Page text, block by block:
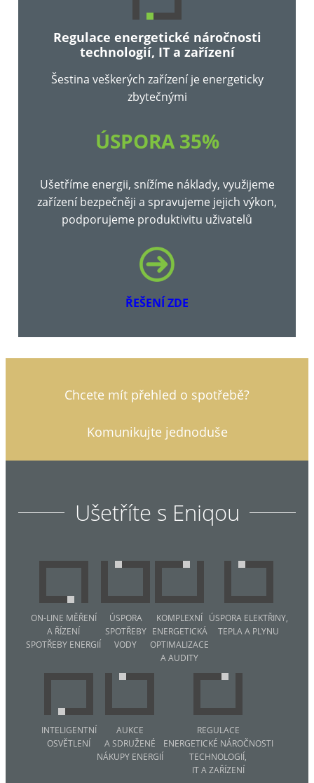
Regulace energetické náročnosti
technologií, IT a zařízení
Šestina veškerých zařízení je energeticky
zbytečnými
ÚSPORA 35%
Ušetříme energii, snížíme náklady, využijeme
zařízení bezpečněji a spravujeme jejich výkon,
podporujeme produktivitu uživatelů
ŘEŠENÍ ZDE
Chcete mít přehled o spotřebě?
Komunikujte jednoduše
Ušetříte s Eniqou
ON-LINE MĚŘENÍ
A ŘÍZENÍ
SPOTŘEBY ENERGIÍ
ÚSPORA
SPOTŘEBY
VODY
KOMPLEXNÍ
ENERGETICKÁ
OPTIMALIZACE
A AUDITY
ÚSPORA ELEKTŘINY,
TEPLA A PLYNU
INTELIGENTNÍ
OSVĚTLENÍ
AUKCE
A SDRUŽENÉ
NÁKUPY ENERGIÍ
REGULACE
ENERGETICKÉ NÁROČNOSTI
TECHNOLOGIÍ,
IT A ZAŘÍZENÍ